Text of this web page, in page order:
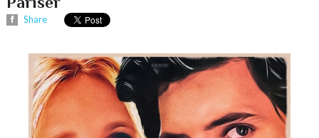
Share